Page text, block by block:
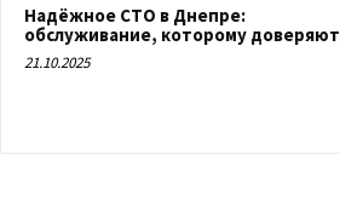
Надёжное СТО в Днепре:
обслуживание, которому доверяют
21.10.2025